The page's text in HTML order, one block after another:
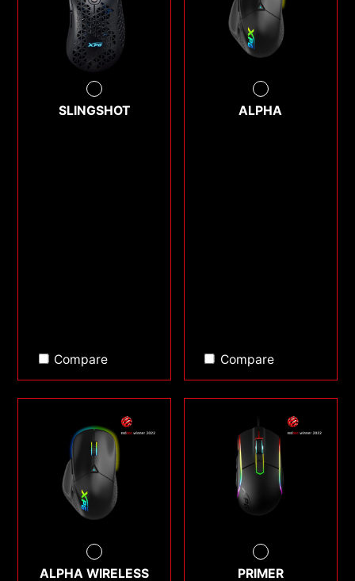
SLINGSHOT
Compare
ALPHA
Compare
ALPHA WIRELESS PRIMER